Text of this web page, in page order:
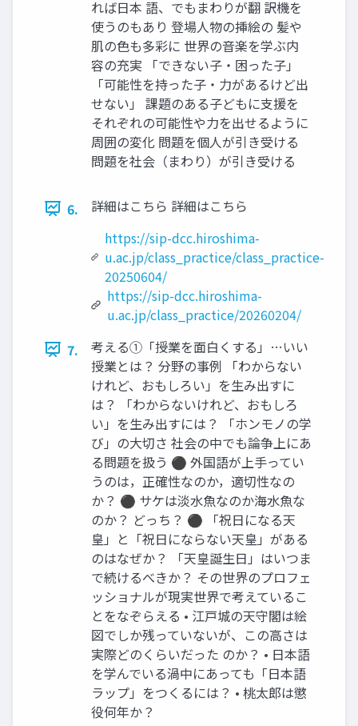
れば日本 語、でもまわりが翻 訳機を
使うのもあり 登場人物の挿絵の 髪や
肌の色も多彩に 世界の音楽を学ぶ内
容の充実 「できない子・困った子」
「可能性を持った子・力があるけど出
せない」 課題のある子どもに支援を
それぞれの可能性や力を出せるように
周囲の変化 問題を個人が引き受ける
問題を社会（まわり）が引き受ける
6.
詳細はこちら 詳細はこちら
https://sip-dcc.hiroshima-
u.ac.jp/class_practice/class_practice-
20250604/
https://sip-dcc.hiroshima-
u.ac.jp/class_practice/20260204/
7.
考える①「授業を面白くする」…いい
授業とは？ 分野の事例 「わからない
けれど、おもしろい」を生み出すに
は？ 「わからないけれど、おもしろ
い」を生み出すには？ 「ホンモノの学
び」の大切さ 社会の中でも論争上にあ
る問題を扱う ⚫ 外国語が上手ってい
うのは，正確性なのか，適切性なの
か？ ⚫ サケは淡水魚なのか海水魚な
のか？ どっち？ ⚫ 「祝日になる天
皇」と「祝日にならない天皇」がある
のはなぜか？ 「天皇誕生日」はいつま
で続けるべきか？ その世界のプロフェ
ッショナルが現実世界で考えているこ
とをなぞらえる • 江戸城の天守閣は絵
図でしか残っていないが、この高さは
実際どのくらいだった のか？ • 日本語
を学んでいる渦中にあっても「日本語
ラップ」をつくるには？ • 桃太郎は懲
役何年か？